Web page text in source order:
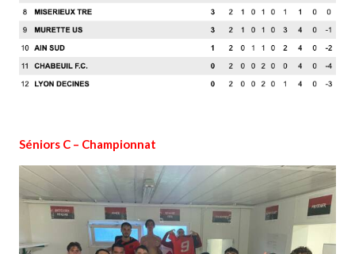
Séniors C – Championnat